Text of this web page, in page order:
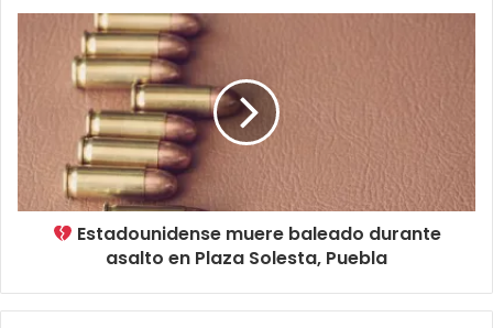
Estadounidense muere baleado durante
asalto en Plaza Solesta, Puebla